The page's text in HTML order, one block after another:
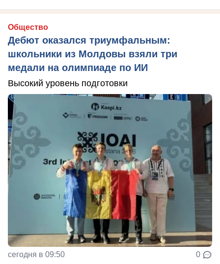
Общество
Дебют оказался триумфальным:
школьники из Молдовы взяли три
медали на олимпиаде по ИИ
Высокий уровень подготовки
сегодня в 09:50 0